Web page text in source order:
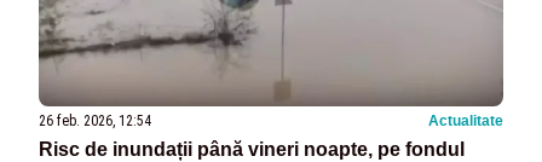
26 feb. 2026, 12:54 Actualitate
Risc de inundații până vineri noapte, pe fondul